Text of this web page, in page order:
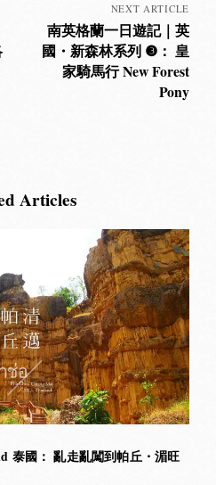
NEXT ARTICLE
南英格蘭一日遊記｜英
國・新森林系列 ❸： 皇
家騎馬行 New Forest
Pony
Articles
泰國： 亂走亂闖到帕丘・湄旺